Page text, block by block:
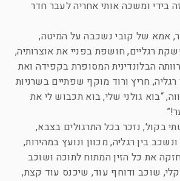
בידי ומשכה אותי אחריה לעבר חדר
אמא של קובי נשכבה על המיטה,
רגליים, חושפת בפניי את אוצרותיה,
הבלונדינית המסופרת בקפידה ואת
חריץ ורוד מוקף שפתיים בשרניות
“בוא גולני שלי, בוא תכבוש לי את
בקול, נזכר בכל התרגולים בצבא,
בין רגליה, מכוון ונועץ במהירות,
את כל הזין המתוח לתוכה ושוכב
שוכב ודוחף עוד, שיכנס עוד קצת,